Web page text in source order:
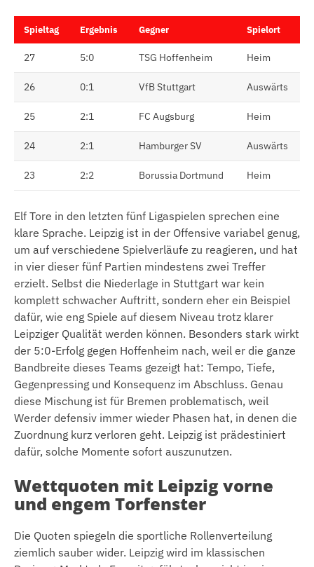
Spieltag Ergebnis Gegner Spielort
27 5:0 TSG Hoffenheim Heim
26 0:1 VfB Stuttgart Auswärts
25 2:1 FC Augsburg Heim
24 2:1 Hamburger SV Auswärts
23 2:2 Borussia Dortmund Heim
Elf Tore in den letzten fünf Ligaspielen sprechen eine
klare Sprache. Leipzig ist in der Offensive variabel genug,
um auf verschiedene Spielverläufe zu reagieren, und hat
in vier dieser fünf Partien mindestens zwei Treffer
erzielt. Selbst die Niederlage in Stuttgart war kein
komplett schwacher Auftritt, sondern eher ein Beispiel
dafür, wie eng Spiele auf diesem Niveau trotz klarer
Leipziger Qualität werden können. Besonders stark wirkt
der 5:0-Erfolg gegen Hoffenheim nach, weil er die ganze
Bandbreite dieses Teams gezeigt hat: Tempo, Tiefe,
Gegenpressing und Konsequenz im Abschluss. Genau
diese Mischung ist für Bremen problematisch, weil
Werder defensiv immer wieder Phasen hat, in denen die
Zuordnung kurz verloren geht. Leipzig ist prädestiniert
dafür, solche Momente sofort auszunutzen.
Wettquoten mit Leipzig vorne
und engem Torfenster
Die Quoten spiegeln die sportliche Rollenverteilung
ziemlich sauber wider. Leipzig wird im klassischen